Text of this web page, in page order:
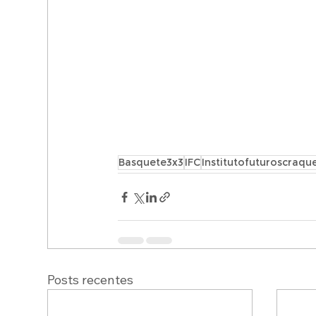
Basquete3x3 IFC
Posts recentes